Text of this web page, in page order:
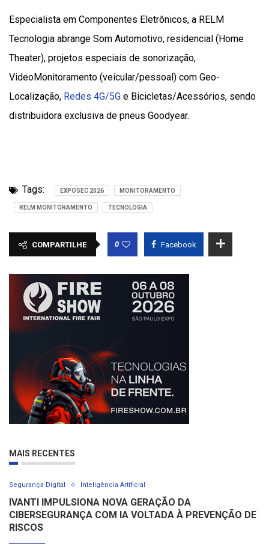
Especialista em Componentes Eletrônicos, a RELM
Tecnologia abrange Som Automotivo, residencial (Home
Theater), projetos especiais de sonorização,
VideoMonitoramento (veicular/pessoal) com Geo-
Localização, Redes 4G/5G e Bicicletas/Acessórios, sendo
distribuidora exclusiva de pneus Goodyear.
Tags: EXPOSEC 2026 MONITORAMENTO
RELM MONITORAMENTO TECNOLOGIA
COMPARTILHE 0 Facebook
MAIS RECENTES
Segurança Digital Inteligência Artificial
IVANTI IMPULSIONA NOVA GERAÇÃO DA
CIBERSEGURANÇA COM IA VOLTADA À PREVENÇÃO DE
RISCOS